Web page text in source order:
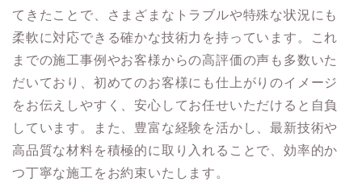
てきたことで、さまざまなトラブルや特殊な状況にも
柔軟に対応できる確かな技術力を持っています。これ
までの施工事例やお客様からの高評価の声も多数いた
だいており、初めてのお客様にも仕上がりのイメージ
をお伝えしやすく、安心してお任せいただけると自負
しています。また、豊富な経験を活かし、最新技術や
高品質な材料を積極的に取り入れることで、効率的か
つ丁寧な施工をお約束いたします。